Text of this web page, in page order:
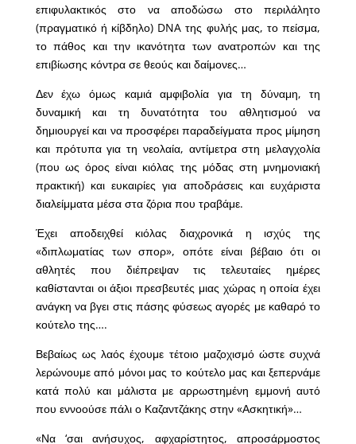
επιφυλακτικός στο να αποδώσω στο περιλάλητο
(πραγματικό ή κίβδηλο) DNA της φυλής μας, το πείσμα,
το πάθος και την ικανότητα των ανατροπών και της
επιβίωσης κόντρα σε θεούς και δαίμονες…
Δεν έχω όμως καμιά αμφιβολία για τη δύναμη, τη
δυναμική και τη δυνατότητα του αθλητισμού να
δημιουργεί και να προσφέρει παραδείγματα προς μίμηση
και πρότυπα για τη νεολαία, αντίμετρα στη μελαγχολία
(που ως όρος είναι κιόλας της μόδας στη μνημονιακή
πρακτική) και ευκαιρίες για αποδράσεις και ευχάριστα
διαλείμματα μέσα στα ζόρια που τραβάμε.
Έχει αποδειχθεί κιόλας διαχρονικά η ισχύς της
«διπλωματίας των σπορ», οπότε είναι βέβαιο ότι οι
αθλητές που διέπρεψαν τις τελευταίες ημέρες
καθίστανται οι άξιοι πρεσβευτές μιας χώρας η οποία έχει
ανάγκη να βγει στις πάσης φύσεως αγορές με καθαρό το
κούτελο της….
Βεβαίως ως λαός έχουμε τέτοιο μαζοχισμό ώστε συχνά
λερώνουμε από μόνοι μας το κούτελο μας και ξεπερνάμε
κατά πολύ και μάλιστα με αρρωστημένη εμμονή αυτό
που εννοούσε πάλι ο Καζαντζάκης στην «Ασκητική»…
«Να ‘σαι ανήσυχος, αφχαρίστητος, απροσάρμοστος